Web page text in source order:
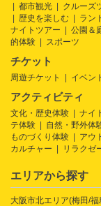
都市観光
クルーズ
歴史を楽しむ
ラン
ナイトツアー
公園＆
的体験
スポーツ
チケット
周遊チケット イベン
アクティビティ
文化・歴史体験 ナイ
テ体験
自然・野外体
ものづくり体験
アウ
カルチャー
リラクゼ
エリアから探す
大阪市北エリア(梅田/福